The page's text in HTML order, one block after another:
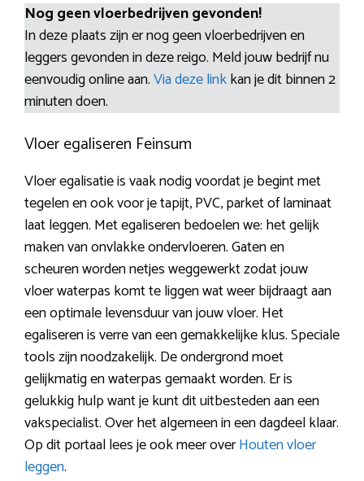
Nog geen vloerbedrijven gevonden!
In deze plaats zijn er nog geen vloerbedrijven en
leggers gevonden in deze reigo. Meld jouw bedrijf nu
eenvoudig online aan.Via deze linkkan je dit binnen 2
minuten doen.
Vloer egaliseren Feinsum
Vloer egalisatie is vaak nodig voordat je begint met
tegelen en ook voor je tapijt, PVC, parket of laminaat
laat leggen. Met egaliseren bedoelen we: het gelijk
maken van onvlakke ondervloeren. Gaten en
scheuren worden netjes weggewerkt zodat jouw
vloer waterpas komt te liggen wat weer bijdraagt aan
een optimale levensduur van jouw vloer. Het
egaliseren is verre van een gemakkelijke klus. Speciale
tools zijn noodzakelijk. De ondergrond moet
gelijkmatig en waterpas gemaakt worden. Er is
gelukkig hulp want je kunt dit uitbesteden aan een
vakspecialist. Over het algemeen in een dagdeel klaar.
Op dit portaal lees je ook meer overHouten vloer
leggen.